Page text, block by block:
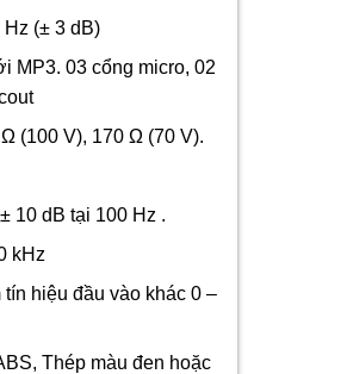
(± 3 dB)
MP3. 03 cổng micro, 02
(100 V), 170 Ω (70 V).
10 dB tại 100 Hz .
kHz
hiệu đầu vào khác 0 –
Thép màu đen hoặc